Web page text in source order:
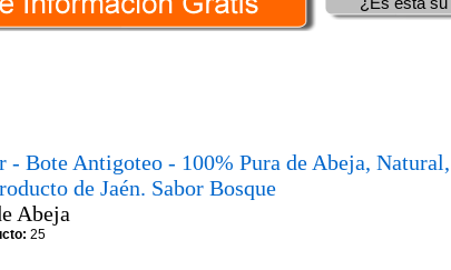
- Bote Antigoteo - 100% Pura de Abeja, Natural,
de Jaén. Sabor Bosque
Abeja
25